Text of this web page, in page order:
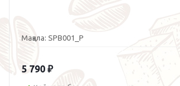
Мақала: SPB001_P
5 790 ₽